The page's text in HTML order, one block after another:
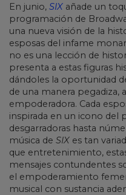
En junio, SIX añade un
programación de
una nueva visión de la
esposas del infame
no es una lección de
presenta a estas figuras
dándoles la oportunidad
de una manera pegadiza,
empoderadora. Cada
inspirada en un icono del
desgarradoras hasta
música de SIX es tan
que entretenimiento,
mensajes contundentes
el empoderamiento
musical con sustancia